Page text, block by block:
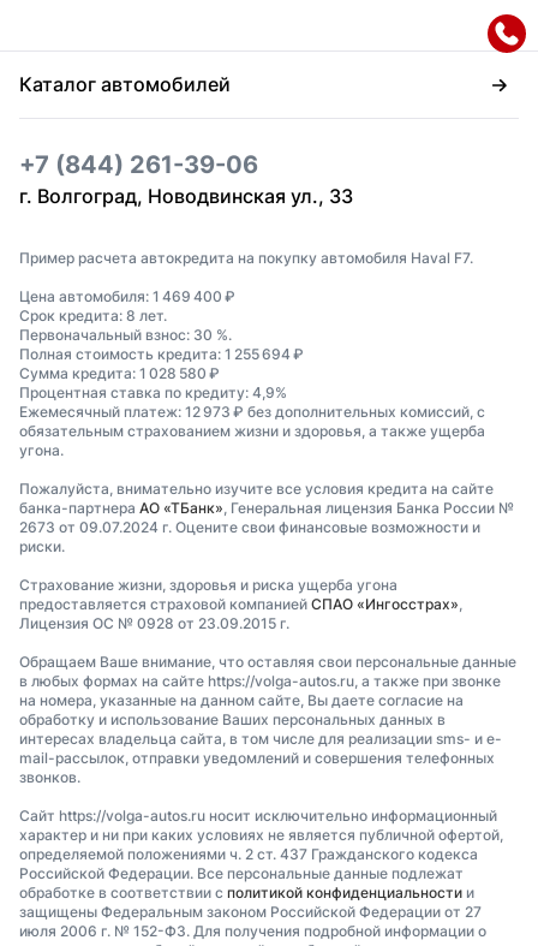
Каталог автомобилей
+7 (844) 261-39-06
г. Волгоград, Новодвинская ул., 33
Пример расчета автокредита на покупку автомобиля Haval F7.
Цена автомобиля: 1 469 400 ₽
Срок кредита: 8 лет.
Первоначальный взнос: 30 %.
Полная стоимость кредита: 1 255 694 ₽
Сумма кредита: 1 028 580 ₽
Процентная ставка по кредиту: 4,9%
Ежемесячный платеж: 12 973 ₽ без дополнительных комиссий, с
обязательным страхованием жизни и здоровья, а также ущерба
угона.
Пожалуйста, внимательно изучите все условия кредита на сайте
банка-партнера АО «ТБанк» , Генеральная лицензия Банка России №
2673 от 09.07.2024 г. Оцените свои финансовые возможности и
риски.
Страхование жизни, здоровья и риска ущерба угона
предоставляется страховой компанией СПАО «Ингосстрах»
Лицензия ОС № 0928 от 23.09.2015 г.
Обращаем Ваше внимание, что оставляя свои персональные данные
в любых формах на сайте https://volga-autos.ru, а также при звонке
на номера, указанные на данном сайте, Вы даете согласие на
обработку и использование Ваших персональных данных в
интересах владельца сайта, в том числе для реализации sms- и e-
mail-рассылок, отправки уведомлений и совершения телефонных
звонков.
Сайт https://volga-autos.ru носит исключительно информационный
характер и ни при каких условиях не является публичной офертой,
определяемой положениями ч. 2 ст. 437 Гражданского кодекса
Российской Федерации. Все персональные данные подлежат
обработке в соответствии с политикой конфиденциальности и
защищены Федеральным законом Российской Федерации от 27
июля 2006 г. № 152-ФЗ. Для получения подробной информации о